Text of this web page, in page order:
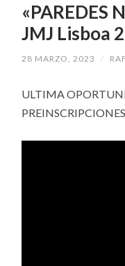
«PAREDES
JMJ Lisboa
28 MARZO, 2023 /
ULTIMA
PREINSCRIPCIONES